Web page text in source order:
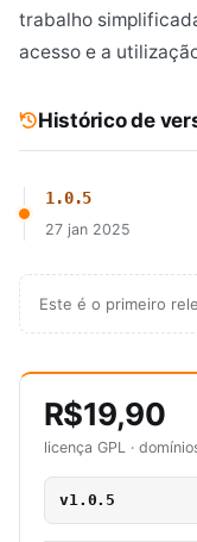
trabalho
acesso e a
Histórico de
1.0.5
27 jan 2025
Este é o primeiro
R$19,90
licença GPL ·
v1.0.5